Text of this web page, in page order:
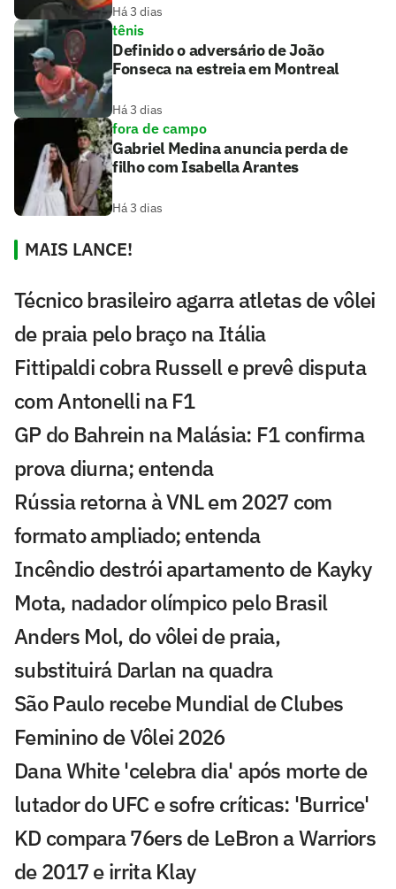
Há 3 dias
tênis
Definido o adversário de João
Fonseca na estreia em Montreal
Há 3 dias
fora de campo
Gabriel Medina anuncia perda de
filho com Isabella Arantes
Há 3 dias
MAIS LANCE!
Técnico brasileiro agarra atletas de vôlei
de praia pelo braço na Itália
Fittipaldi cobra Russell e prevê disputa
com Antonelli na F1
GP do Bahrein na Malásia: F1 confirma
prova diurna; entenda
Rússia retorna à VNL em 2027 com
formato ampliado; entenda
Incêndio destrói apartamento de Kayky
Mota, nadador olímpico pelo Brasil
Anders Mol, do vôlei de praia,
substituirá Darlan na quadra
São Paulo recebe Mundial de Clubes
Feminino de Vôlei 2026
Dana White 'celebra dia' após morte de
lutador do UFC e sofre críticas: 'Burrice'
KD compara 76ers de LeBron a Warriors
de 2017 e irrita Klay